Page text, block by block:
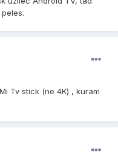
jaatsakās no tā Go3
ka derēs pats
40
Tv stick (ne 4K) , kuram